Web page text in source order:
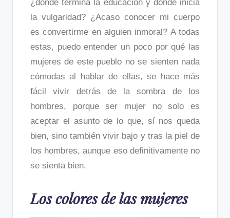
¿dónde termina la educación y donde inicia
la vulgaridad? ¿Acaso conocer mi cuerpo
es convertirme en alguien inmoral? A todas
estas, puedo entender un poco por qué las
mujeres de este pueblo no se sienten nada
cómodas al hablar de ellas, se hace más
fácil vivir detrás de la sombra de los
hombres, porque ser mujer no solo es
aceptar el asunto de lo que, sí nos queda
bien, sino también vivir bajo y tras la piel de
los hombres, aunque eso definitivamente no
se sienta bien.
Los colores de las mujeres